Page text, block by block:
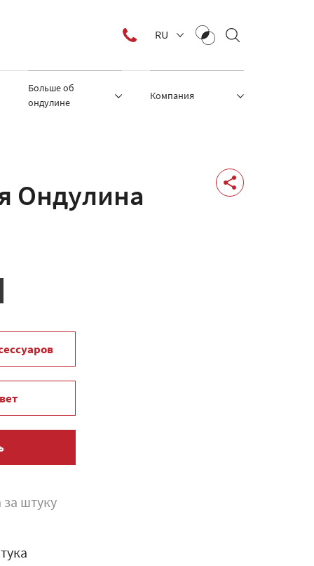
RU
Больше об
ондулине
Компания
Ондулина
штуку